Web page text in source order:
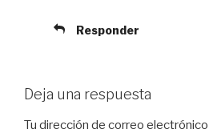
Responder
Deja una respuesta
Tu dirección de correo